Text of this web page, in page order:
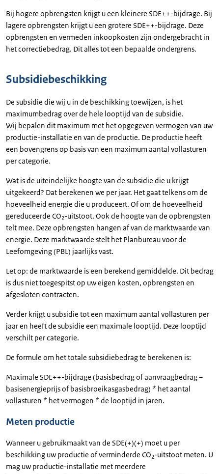
Bij hogere opbrengsten krijgt u een kleinere SDE++-bijdrage. Bij
lagere opbrengsten krijgt u een grotere SDE++-bijdrage. Deze
opbrengsten en vermeden inkoopkosten zijn ondergebracht in
het correctiebedrag. Dit alles tot een bepaalde ondergrens.
Subsidiebeschikking
De subsidie die wij u in de beschikking toewijzen, is het
maximumbedrag over de hele looptijd van de subsidie.
Wij bepalen dit maximum met het opgegeven vermogen van uw
productie-installatie en van de productie. De productie heeft
een bovengrens op basis van een maximum aantal vollasturen
per categorie.
Wat is de uiteindelijke hoogte van de subsidie die u krijgt
uitgekeerd? Dat berekenen we per jaar. Het gaat telkens om de
hoeveelheid energie die u produceert. Of om de hoeveelheid
gereduceerde CO2-uitstoot. Ook de hoogte van de opbrengsten
telt mee. Deze opbrengsten hangen af van de marktwaarde van
energie. Deze marktwaarde stelt het Planbureau voor de
Leefomgeving (PBL) jaarlijks vast.
Let op: de marktwaarde is een berekend gemiddelde. Dit bedrag
is dus niet toegespitst op uw eigen kosten, opbrengsten en
afgesloten contracten.
Verder krijgt u subsidie tot een maximum aantal vollasturen per
jaar en heeft de subsidie een maximale looptijd. Deze looptijd
verschilt per categorie.
De formule om het totale subsidiebedrag te berekenen is:
Maximale SDE++-bijdrage (basisbedrag of aanvraagbedrag –
basisenergieprijs of basisbroeikasgasbedrag) * het aantal
vollasturen * het vermogen * de looptijd in jaren.
Meten productie
Wanneer u gebruikmaakt van de SDE(+)(+) moet u per
beschikking uw productie of verminderde CO2-uitstoot meten. U
mag uw productie-installatie met meerdere